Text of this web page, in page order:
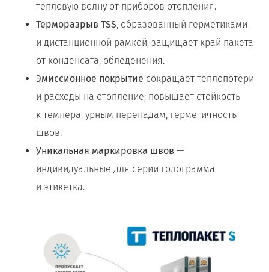
тепловую волну от приборов отопления.
Терморазрыв TSS, образованный герметиками
и дистанционной рамкой, защищает край пакета
от конденсата, обледенения.
Эмиссионное покрытие сокращает теплопотери
и расходы на отопление; повышает стойкость
к температурным перепадам, герметичность
швов.
Уникальная маркировка швов —
индивидуальные для серии голограмма
и этикетка.